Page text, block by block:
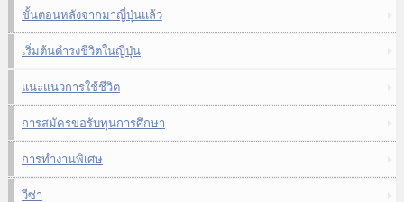
ขั้นตอนหลังจากมาญี่ปุ่นแล้ว
เริ่มต้นดำรงชีวิตในญี่ปุ่น
แนะแนวการใช้ชีวิต
การสมัครขอรับทุนการศึกษา
การทำงานพิเศษ
วีซ่า